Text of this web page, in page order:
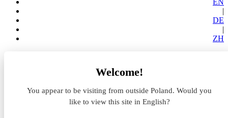
EN
|
DE
|
ZH
Welcome!
You appear to be visiting from outside Poland. Would you
like to view this site in English?
Ożarów Mazowiecki